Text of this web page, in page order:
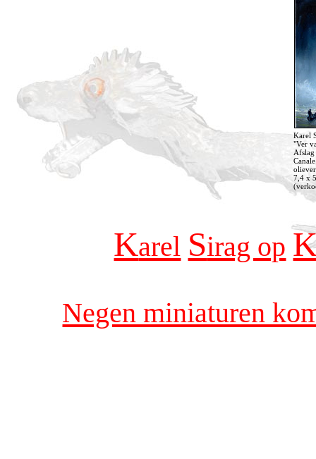
Karel
"Ver
7,4 x
Karel Sirag op
Negen miniaturen